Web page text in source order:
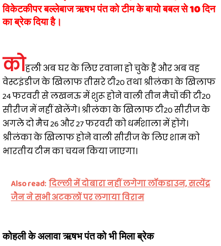
विकेटकीपर बल्लेबाज ऋषभ पंत को टीम के बायो बबल से 10 दिन
का ब्रेक दिया है।
कोहली अब घर के लिए रवाना हो चुके हैं और अब वह
वेस्टइंडीज के खिलाफ तीसरे टी20 तथा श्रीलंका के खिलाफ
24 फरवरी से लखनऊ में शुरू होने वाली तीन मैचों की टी20
सीरीज में नहीं खेलेंगे। श्रीलंका के खिलाफ टी20 सीरीज के
अगले दो मैच 26 और 27 फरवरी को धर्मशाला में होंगे।
श्रीलंका के खिलाफ होने वाली सीरीज के लिए शाम को
भारतीय टीम का चयन किया जाएगा।
Also read: दिल्ली में दोबारा नहीं लगेगा लॉकडाउन, सत्येंद्र
जैन ने सभी अटकलों पर लगाया विराम
कोहली के अलावा ऋषभ पंत को भी मिला ब्रेक